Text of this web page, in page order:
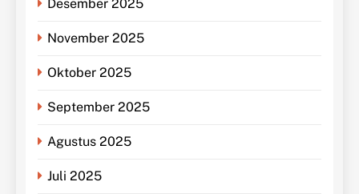
Desember 2025
November 2025
Oktober 2025
September 2025
Agustus 2025
Juli 2025